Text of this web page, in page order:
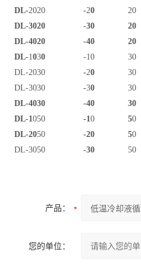
DL-2020 -20 20
DL-3020
-30 20
DL-4020
-40 20
DL-1030 -10 30
DL-2030
-20 30
DL-3030
-30 30
DL-4030
-40 30
DL-1050 -10 50
DL-2050 -20 50
DL-3050
-30 50
产品：
您的单位：